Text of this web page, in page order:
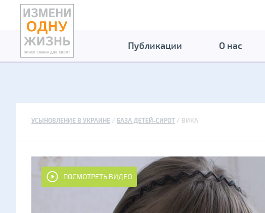
Публикации О нас
УСЫНОВЛЕНИЕ В УКРАИНЕ БАЗА ДЕТЕЙ-СИРОТ ВИКА
ПОСМОТРЕТЬ ВИДЕО